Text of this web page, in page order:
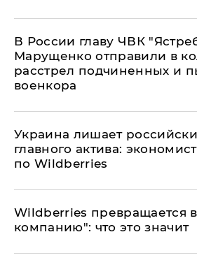
В России главу ЧВК
Марущенко отправили в
расстрел подчиненных и
военкора
​Украина лишает
главного актива:
по Wildberries
Wildberries превращается
компанию": что это значит